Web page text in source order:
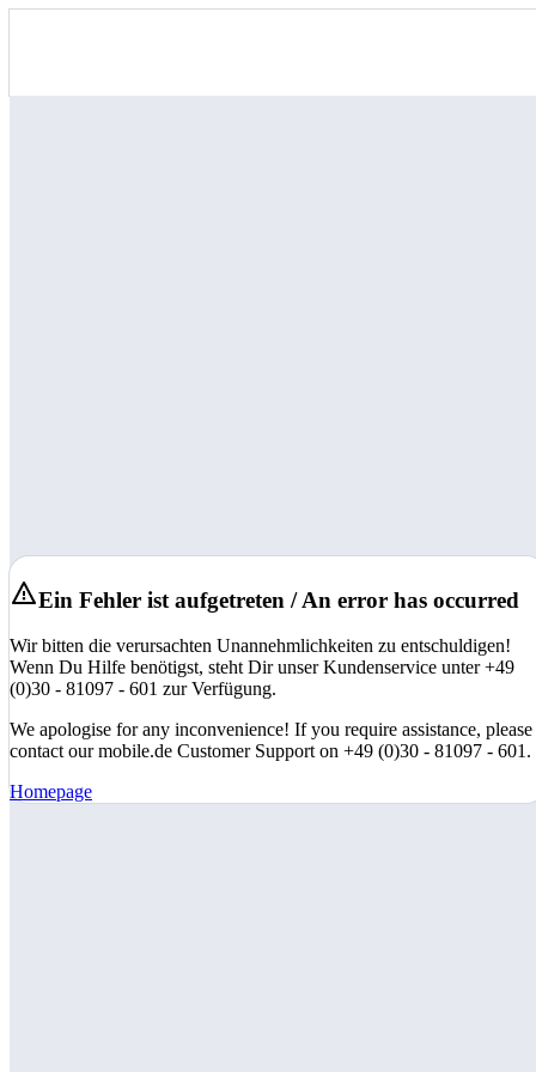
Ein Fehler ist aufgetreten / An error has occurred
Wir bitten die verursachten Unannehmlichkeiten zu entschuldigen!
Wenn Du Hilfe benötigst, steht Dir unser Kundenservice unter +49
(0)30 - 81097 - 601 zur Verfügung.
We apologise for any inconvenience! If you require assistance, please
contact our mobile.de Customer Support on +49 (0)30 - 81097 - 601.
Homepage